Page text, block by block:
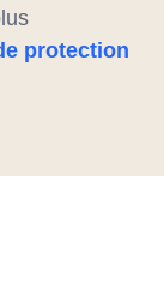
protection